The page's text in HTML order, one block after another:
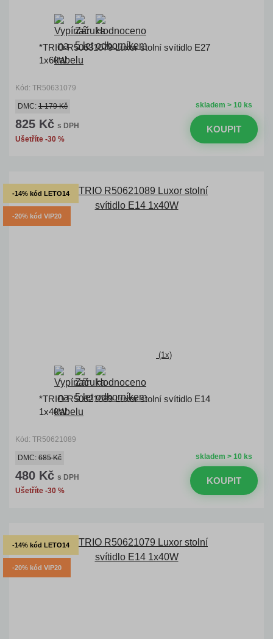
*TRIO R50631079 Luxor stolní svítidlo E27
1x60W
Kód: TR50631079
skladem > 10 ks
DMC: 1 179 Kč
825 Kč s DPH
Ušetříte -30 %
KOUPIT
-14% kód LETO14
-20% kód VIP20
(1x)
*TRIO R50621089 Luxor stolní svítidlo E14
1x40W
Kód: TR50621089
skladem > 10 ks
DMC: 685 Kč
480 Kč s DPH
Ušetříte -30 %
KOUPIT
-14% kód LETO14
-20% kód VIP20